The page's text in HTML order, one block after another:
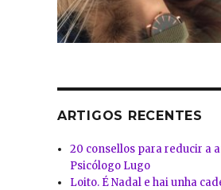
ARTIGOS RECENTES
20 consellos para reducir a
Psicólogo Lugo
Loito. É Nadal e hai unha